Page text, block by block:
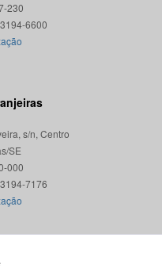
230
s/n, Centro
SE
000